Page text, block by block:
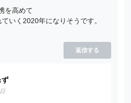
を高めて
いく2020年になりそうです。
返信する
ず